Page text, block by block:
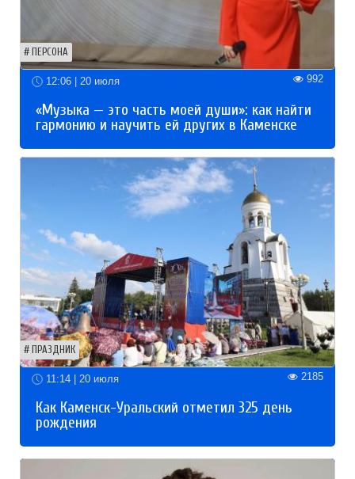
ПЕРСОНА
12:06 | 20 июля 992
«Музыка — это часть моей души»: как найти
гармонию и научить ей других в Каменске
ПРАЗДНИК
11:14 | 20 июля 2185
Как Каменск-Уральский отметил 325 день
рождения